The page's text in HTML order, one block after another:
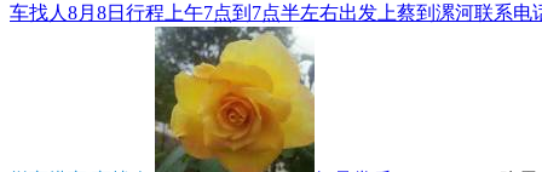
车找人8月8日行程上午7点到7点半左右出发上蔡到漯河联系电